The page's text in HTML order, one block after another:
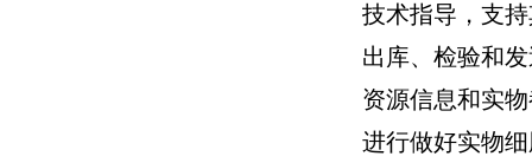
技术指导，支
出库、检验和
资源信息和实
进行做好实物